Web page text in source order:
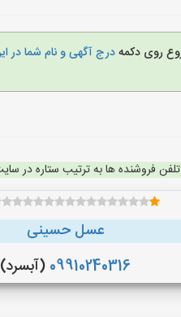
روی دکمهدرج آگهی و نام شما در
تلفن فروشنده ها به ترتیب ستاره در
عسل حسینی
09910240316 (آبسرد)